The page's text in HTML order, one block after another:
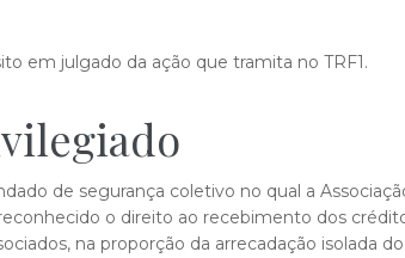
em julgado da ação que tramita no TRF1.
de segurança coletivo no qual a
o direito ao recebimento dos
na proporção da arrecadação isolada